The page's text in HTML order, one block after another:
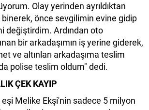
Olay yerinden ayrıldıktan
önce sevgilimin evine gidip
değiştirdim. Ardından oto
bir arkadaşımın iş yerine giderek,
ve altınları arkadaşıma teslim
polise teslim oldum" dedi.
ÇEK KAYIP
Melike Ekşi'nin sadece 5 milyon